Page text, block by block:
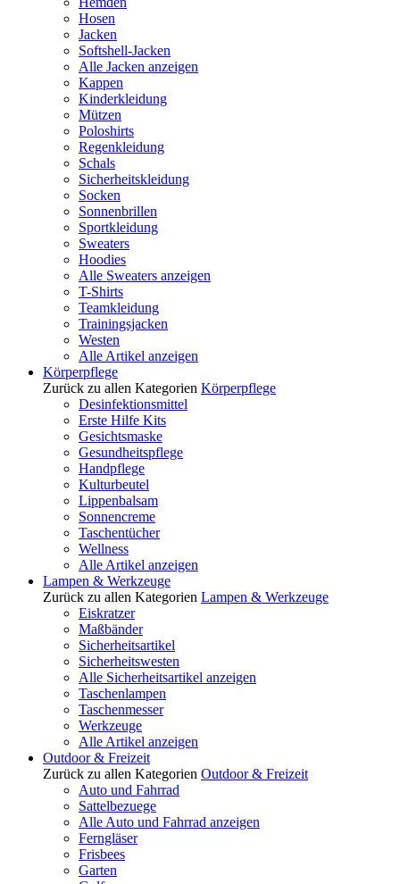
Hosen
Jacken
Softshell-Jacken
Alle Jacken anzeigen
Kappen
Kinderkleidung
Mützen
Poloshirts
Regenkleidung
Schals
Sicherheitskleidung
Socken
Sonnenbrillen
Sportkleidung
Sweaters
Hoodies
Alle Sweaters anzeigen
T-Shirts
Teamkleidung
Trainingsjacken
Westen
Alle Artikel anzeigen
Körperpflege
Zurück zu allen Kategorien Körperpflege
Desinfektionsmittel
Erste Hilfe Kits
Gesichtsmaske
Gesundheitspflege
Handpflege
Kulturbeutel
Lippenbalsam
Sonnencreme
Taschentücher
Wellness
Alle Artikel anzeigen
Lampen & Werkzeuge
Zurück zu allen Kategorien Lampen & Werkzeuge
Eiskratzer
Maßbänder
Sicherheitsartikel
Sicherheitswesten
Alle Sicherheitsartikel anzeigen
Taschenlampen
Taschenmesser
Werkzeuge
Alle Artikel anzeigen
Outdoor & Freizeit
Zurück zu allen Kategorien Outdoor & Freizeit
Auto und Fahrrad
Sattelbezuege
Alle Auto und Fahrrad anzeigen
Ferngläser
Frisbees
Garten